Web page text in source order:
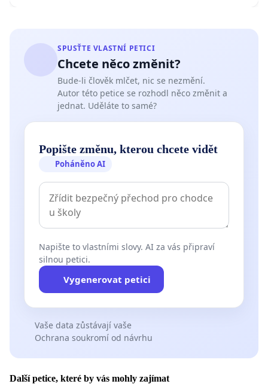
SPUSŤTE VLASTNÍ PETICI
Chcete něco změnit?
Bude-li člověk mlčet, nic se nezmění.
Autor této petice se rozhodl něco změnit a
jednat. Uděláte to samé?
Popište změnu, kterou chcete vidět
Poháněno AI
Napište to vlastními slovy. AI za vás připraví
silnou petici.
Vygenerovat petici
Vaše data zůstávají vaše
Ochrana soukromí od návrhu
Další petice, které by vás mohly zajímat